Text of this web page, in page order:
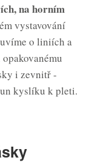
na horním
vystavování
o liniích a
i zevnitř -
kyslíku k pleti.